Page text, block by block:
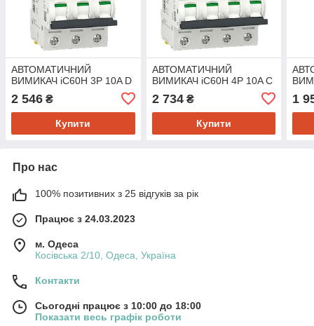
АВТОМАТИЧНИЙ
ВИМИКАЧ iC60H 3P 10A D
2 546 ₴
Купити
АВТОМАТИЧНИЙ
ВИМИКАЧ iC60H 4P 10A C
2 734₴
Купити
1
Про нас
100% позитивних з 25 відгуків за рік
Працює з 24.03.2023
м. Одеса
Косівська 2/10, Одеса, Україна
Контакти
Сьогодні працює з 10:00 до 18:00
Показати весь графік роботи